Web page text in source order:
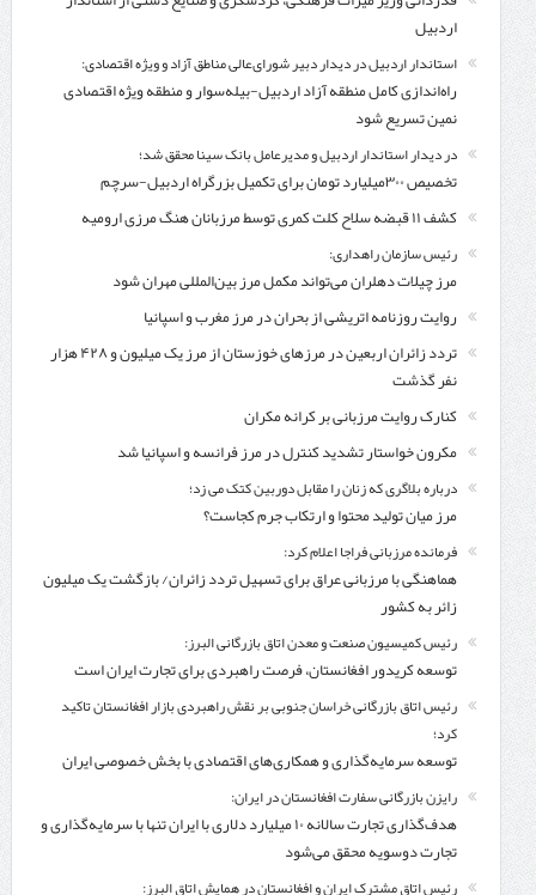
اردبیل
استاندار اردبیل در دیدار دبیر شورای‌عالی مناطق آزاد و ویژه اقتصادی:
راه‌اندازی کامل منطقه آزاد اردبیل-بیله‌سوار و منطقه ویژه اقتصادی
نمین تسریع شود
در دیدار استاندار اردبیل و مدیرعامل بانک سینا محقق شد؛
تخصیص ۳۰۰میلیارد تومان برای تکمیل بزرگراه اردبیل-سرچم
کشف ۱۱ قبضه سلاح کلت کمری توسط مرزبانان هنگ مرزی ارومیه
رئیس سازمان راهداری:
مرز چیلات دهلران می‌تواند مکمل مرز بین‌المللی مهران شود
روایت روزنامه اتریشی از بحران در مرز مغرب و اسپانیا
تردد زائران اربعین در مرزهای خوزستان از مرز یک میلیون و ۴۲۸ هزار
نفر گذشت
کنارک روایت مرزبانی بر کرانه مکران
مکرون خواستار تشدید کنترل‌ در مرز فرانسه و اسپانیا شد
درباره بلاگری که زنان را مقابل دوربین کتک می زد؛
مرز میان تولید محتوا و ارتکاب جرم کجاست؟
فرمانده مرزبانی فراجا اعلام کرد:
هماهنگی با مرزبانی عراق برای تسهیل تردد زائران/ بازگشت یک میلیون
زائر به کشور
رئیس کمیسیون صنعت و معدن اتاق بازرگانی البرز:
توسعه کریدور افغانستان، فرصت راهبردی برای تجارت ایران است
رئیس اتاق بازرگانی خراسان جنوبی بر نقش راهبردی بازار افغانستان تاکید
کرد؛
توسعه سرمایه‌گذاری و همکاری‌های اقتصادی با بخش خصوصی ایران
رایزن بازرگانی سفارت افغانستان در ایران:
هدف‌گذاری تجارت سالانه ۱۰ میلیارد دلاری با ایران تنها با سرمایه‌گذاری و
تجارت دوسویه محقق می‌شود
رئیس اتاق مشترک ایران و افغانستان در همایش اتاق البرز: